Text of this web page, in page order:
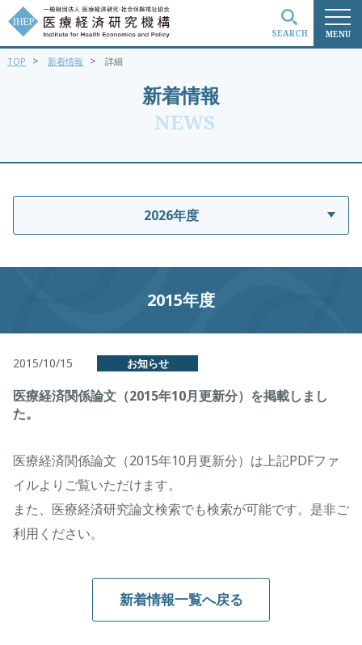
MENU
SEARCH
新着情報
NEWS
TOP > 新着情報 > 詳細
2026年度
2015年度
2015/10/15 お知らせ
医療経済関係論文（2015年10月更新分）を掲載しまし
た。
医療経済関係論文（2015年10月更新分）は上記PDFファ
イルよりご覧いただけます。
また、医療経済研究論文検索でも検索が可能です。是非ご
利用ください。
新着情報一覧へ戻る